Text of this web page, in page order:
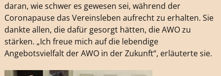
daran, wie schwer es gewesen sei, während der
Coronapause das Vereinsleben aufrecht zu erhalten. Sie
dankte allen, die dafür gesorgt hätten, die AWO zu
stärken. „Ich freue mich auf die lebendige
Angebotsvielfalt der AWO in der Zukunft“, erläuterte sie.